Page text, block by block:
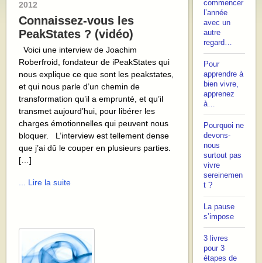
2012
Connaissez-vous les
PeakStates ? (vidéo)
Voici une interview de Joachim
Roberfroid, fondateur de iPeakStates qui
nous explique ce que sont les peakstates,
et qui nous parle d’un chemin de
transformation qu’il a emprunté, et qu’il
transmet aujourd’hui, pour libérer les
charges émotionnelles qui peuvent nous
bloquer. L’interview est tellement dense
que j’ai dû le couper en plusieurs parties.
[…]
... Lire la suite
commencer
l’année
avec un
autre
regard…
Pour
apprendre à
bien vivre,
apprenez
à…
Pourquoi ne
devons-
nous
surtout pas
vivre
sereinemen
t ?
La pause
s’impose
3 livres
pour 3
étapes de